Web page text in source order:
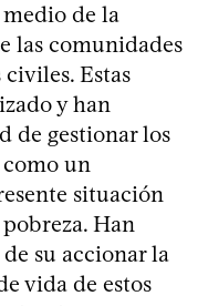
de la
las comunidades
Estas
y han
de gestionar los
un
situación
Han
su accionar la
vida de estos